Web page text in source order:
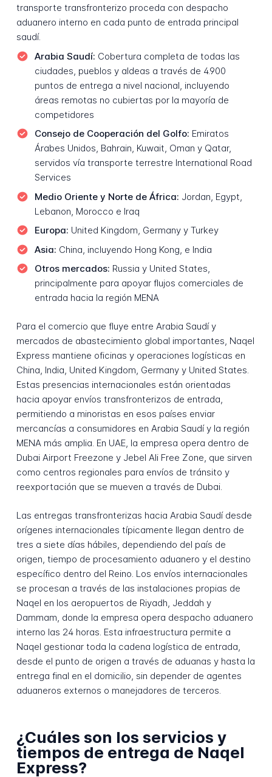
transporte transfronterizo proceda con despacho
aduanero interno en cada punto de entrada principal
saudí.
Arabia Saudí: Cobertura completa de todas las
ciudades, pueblos y aldeas a través de 4.900
puntos de entrega a nivel nacional, incluyendo
áreas remotas no cubiertas por la mayoría de
competidores
Consejo de Cooperación del Golfo: Emiratos
Árabes Unidos, Bahrain, Kuwait, Oman y Qatar,
servidos vía transporte terrestre International Road
Services
Medio Oriente y Norte de África: Jordan, Egypt,
Lebanon, Morocco e Iraq
Europa: United Kingdom, Germany y Turkey
Asia: China, incluyendo Hong Kong, e India
Otros mercados: Russia y United States,
principalmente para apoyar flujos comerciales de
entrada hacia la región MENA
Para el comercio que fluye entre Arabia Saudí y
mercados de abastecimiento global importantes, Naqel
Express mantiene oficinas y operaciones logísticas en
China, India, United Kingdom, Germany y United States.
Estas presencias internacionales están orientadas
hacia apoyar envíos transfronterizos de entrada,
permitiendo a minoristas en esos países enviar
mercancías a consumidores en Arabia Saudí y la región
MENA más amplia. En UAE, la empresa opera dentro de
Dubai Airport Freezone y Jebel Ali Free Zone, que sirven
como centros regionales para envíos de tránsito y
reexportación que se mueven a través de Dubai.
Las entregas transfronterizas hacia Arabia Saudí desde
orígenes internacionales típicamente llegan dentro de
tres a siete días hábiles, dependiendo del país de
origen, tiempo de procesamiento aduanero y el destino
específico dentro del Reino. Los envíos internacionales
se procesan a través de las instalaciones propias de
Naqel en los aeropuertos de Riyadh, Jeddah y
Dammam, donde la empresa opera despacho aduanero
interno las 24 horas. Esta infraestructura permite a
Naqel gestionar toda la cadena logística de entrada,
desde el punto de origen a través de aduanas y hasta la
entrega final en el domicilio, sin depender de agentes
aduaneros externos o manejadores de terceros.
¿Cuáles son los servicios y
tiempos de entrega de Naqel
Express?